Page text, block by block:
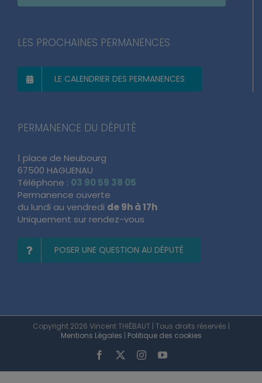
S’INSCRIRE ET RECEVOIR LA NEWSLETTER
LE CALENDRIER DES PERMANENCES
1 place de Neubourg
67500 HAGUENAU
Téléphone :03 90 59 38 05
Permanence ouverte
du lundi au vendredide 9h à 17h
POSER UNE QUESTION AU DÉPUTÉ
Copyright 2026 Vincent THIÉBAUT | Tous droits réservés |
Mentions Légales | Politique des cookies